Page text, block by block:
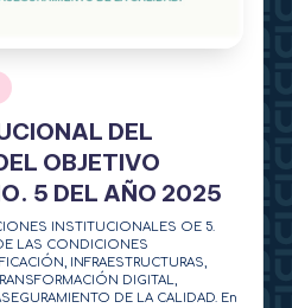
DEL
OBJETIVO
5 DEL AÑO 2025
INSTITUCIONALES OE 5.
LAS CONDICIONES
INFRAESTRUCTURAS,
DIGITAL,
DE LA CALIDAD. En